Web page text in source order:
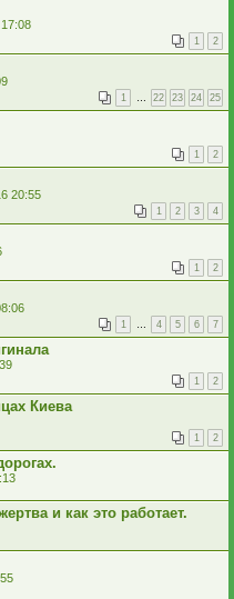
1 2
1 … 22 23 24 25
1 2
20:55
1 2 3 4
1 2
1 … 4 5 6 7
1 2
Киева
1 2
и как это работает.